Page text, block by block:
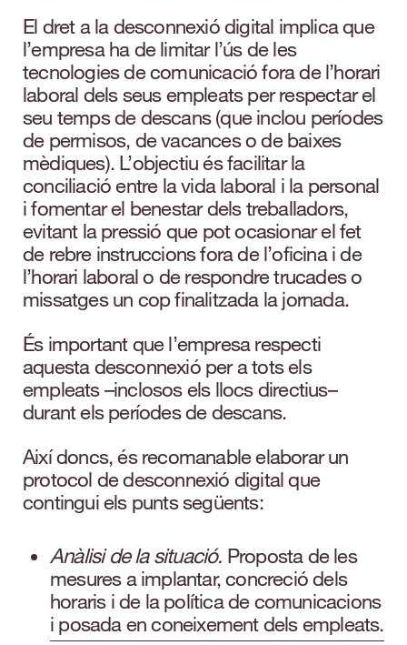
El dret a la desconnexió digital implica que
l’empresa ha de limitar l’ús de les
tecnologies de comunicació fora de l’horari
laboral dels seus empleats per respectar el
seu temps de descans (que inclou períodes
de permisos, de vacances o de baixes
mèdiques). L’objectiu és facilitar la
conciliació entre la vida laboral i la personal
i fomentar el benestar dels treballadors,
evitant la pressió que pot ocasionar el fet
de rebre instruccions fora de l’oficina i de
l’horari laboral o de respondre trucades o
missatges un cop finalitzada la jornada.
És important que l’empresa respecti
aquesta desconnexió per a tots els
empleats –inclosos els llocs directius–
durant els períodes de descans.
Així doncs, és recomanable elaborar un
protocol de desconnexió digital que
contingui els punts següents:
Anàlisi de la situació. Proposta de les
mesures a implantar, concreció dels
horaris i de la política de comunicacions
i posada en coneixement dels empleats.